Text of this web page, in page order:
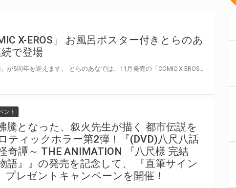
X-EROS」 お風呂ポスター付きとらのあ
で登場
祝！5周年 「COMIC X-EROS」が5周年を迎えます。 とらのあなでは、11月発売の「COMIC X-EROS ＃61」 12月発売の「COMIC X-EROS ＃62」 で「B2お風呂ポスター付きとらのあな限定版」をご用意しました！ 11月発売の「COMIC X-EROS ＃61」は森島コン先生のタペストリーです！
ント
騰となった、叙火先生が描く 都市伝説を
ティックホラー第2弾！『(DVD)八尺八話
奇譚～ THE ANIMATION 『八尺様 完結
語』』の発売を記念して、 『直筆サイン
プレゼントキャンペーンを開催！